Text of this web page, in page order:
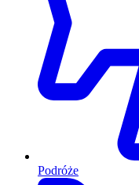
Podróże